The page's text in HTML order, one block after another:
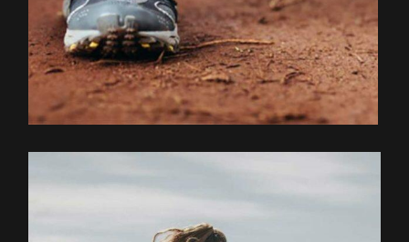
EXPLOREZ LE PARCOURS